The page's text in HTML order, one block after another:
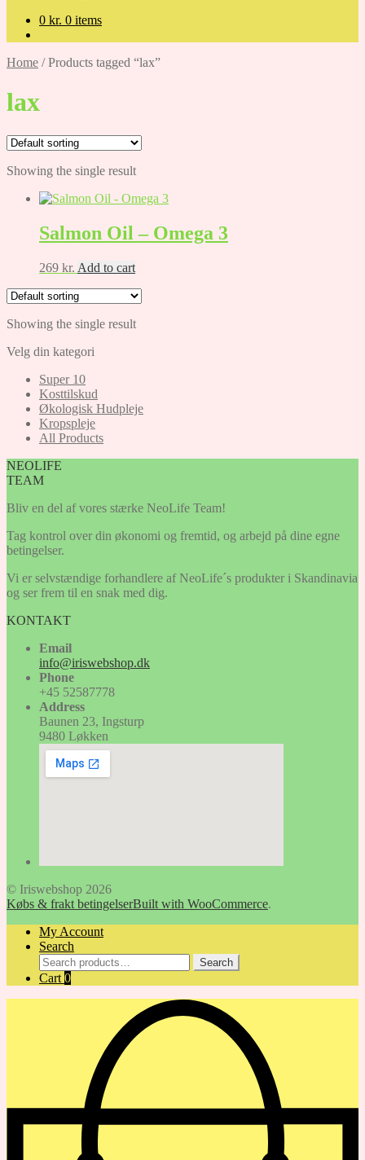
0 kr. 0 items
Home /Products tagged “lax”
lax
Showing the single result
Salmon Oil – Omega 3
269 kr. Add to cart
Showing the single result
Velg din kategori
Super 10
Kosttilskud
Økologisk Hudpleje
Kropspleje
All Products
NEOLIFE
TEAM
Bliv en del af vores stærke NeoLife Team!
Tag kontrol over din økonomi og fremtid, og arbejd på dine egne
betingelser.
Vi er selvstændige forhandlere af NeoLife´s produkter i Skandinavia
og ser frem til en snak med dig.
KONTAKT
Email
info@iriswebshop.dk
Phone
+45 52587778
Address
Baunen 23, Ingsturp
9480 Løkken
© Iriswebshop 2026
Købs & frakt betingelserBuilt with WooCommerce.
My Account
Search
Search
for:
Search
Cart 0